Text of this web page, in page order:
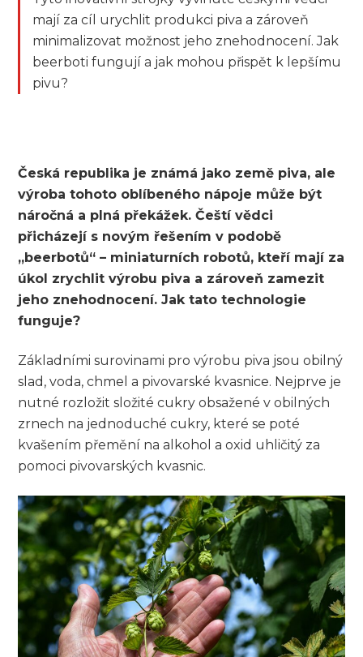
mají za cíl urychlit produkci piva a zároveň
minimalizovat možnost jeho znehodnocení. Jak
beerboti fungují a jak mohou přispět k lepšímu
pivu?
Česká republika je známá jako země piva, ale
výroba tohoto oblíbeného nápoje může být
náročná a plná překážek. Čeští vědci
přicházejí s novým řešením v podobě
„beerbotů“ – miniaturních robotů, kteří mají za
úkol zrychlit výrobu piva a zároveň zamezit
jeho znehodnocení. Jak tato technologie
funguje?
Základními surovinami pro výrobu piva jsou obilný
slad, voda, chmel a pivovarské kvasnice. Nejprve je
nutné rozložit složité cukry obsažené v obilných
zrnech na jednoduché cukry, které se poté
kvašením přemění na alkohol a oxid uhličitý za
pomoci pivovarských kvasnic.